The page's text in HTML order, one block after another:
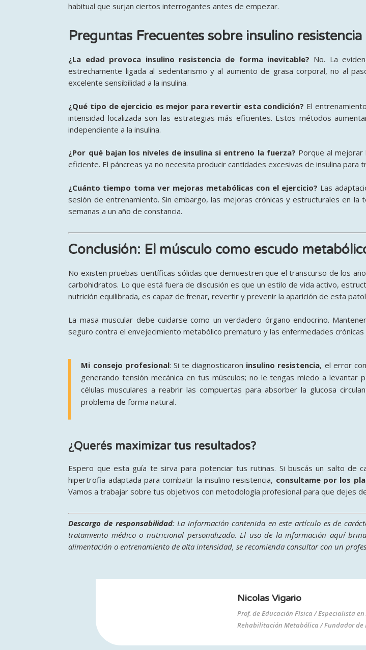
habitual que surjan ciertos interrogantes antes de empezar.
Preguntas Frecuentes sobre insulino resistencia
¿La edad provoca insulino resistencia de forma inevitable? No. La
estrechamente ligada al sedentarismo y al aumento de grasa corporal, no al
excelente sensibilidad a la insulina.
¿Qué tipo de ejercicio es mejor para revertir esta condición? El
intensidad localizada son las estrategias más eficientes. Estos métodos
independiente a la insulina.
¿Por qué bajan los niveles de insulina si entreno la fuerza? Porque al
eficiente. El páncreas ya no necesita producir cantidades excesivas de insulina
¿Cuánto tiempo toma ver mejoras metabólicas con el ejercicio? Las
sesión de entrenamiento. Sin embargo, las mejoras crónicas y estructurales en
semanas a un año de constancia.
Conclusión: El músculo como escudo
No existen pruebas científicas sólidas que demuestren que el transcurso de los
carbohidratos. Lo que está fuera de discusión es que un estilo de vida activo,
nutrición equilibrada, es capaz de frenar, revertir y prevenir la aparición de esta
La masa muscular debe cuidarse como un verdadero órgano endocrino.
seguro contra el envejecimiento metabólico prematuro y las enfermedades crónicas
Mi consejo profesional: Si te diagnosticaron insulino resistencia, el error
generando tensión mecánica en tus músculos; no le tengas miedo a
células musculares a reabrir las compuertas para absorber la glucosa
problema de forma natural.
¿Querés maximizar tus resultados?
Espero que esta guía te sirva para potenciar tus rutinas. Si buscás un salto de
hipertrofia adaptada para combatir la insulino resistencia, consultame por los
Vamos a trabajar sobre tus objetivos con metodología profesional para que dejes
Descargo de responsabilidad: La información contenida en este artículo es de
tratamiento médico o nutricional personalizado. El uso de la información aquí
alimentación o entrenamiento de alta intensidad, se recomienda consultar con un
Nicolas Vigario
Prof. de Educación Física / Especialista
Rehabilitación Metabólica / Fundador de